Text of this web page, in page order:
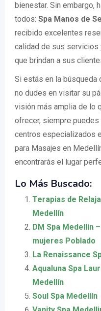
bienestar. Sin embargo,
todos: Spa Manos de
recibido excelentes
calidad de sus servicios
que brindan a sus
Si estás en la búsqueda
no dudes en visitar su
visión más amplia de lo
ofrecer, siempre
centros especializados
para Masajes en
encontrarás el lugar
Lo Más Buscado:
Terapias de
Medellín
DM Spa Medellin
mujeres Poblado
La Renaissance
Aqualuna Spa
Medellín
Soul Spa Medellín